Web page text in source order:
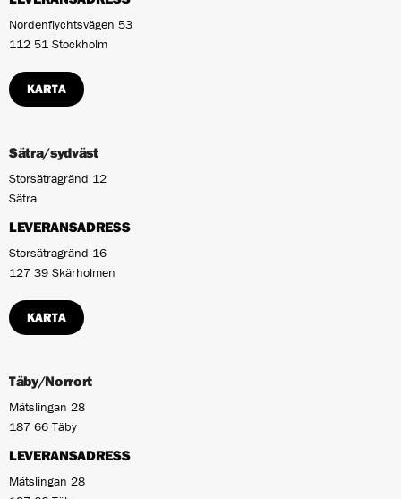
Nordenflychtsvägen 53
112 51 Stockholm
KARTA
Sätra/sydväst
Storsätragränd 12
Sätra
LEVERANSADRESS
Storsätragränd 16
127 39 Skärholmen
KARTA
Täby/Norrort
Mätslingan 28
187 66 Täby
LEVERANSADRESS
Mätslingan 28